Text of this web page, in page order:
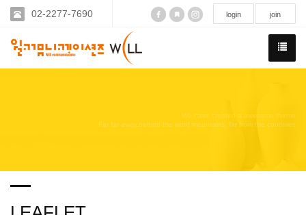
02-2277-7690 login join
We have created a awesome theme
Far far away,behind the word mountains, far from the countries